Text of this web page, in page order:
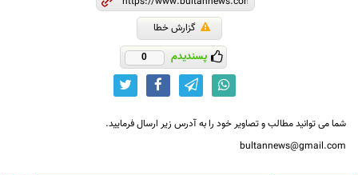
گزارش خطا
پسندیدم 0
شما می توانید مطالب و تصاویر خود را به آدرس زیر ارسال فرمایید.
bultannews@gmail.com